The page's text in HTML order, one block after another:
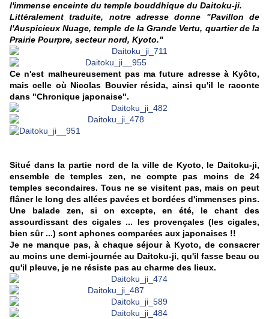
l'immense enceinte du temple bouddhique du Daitoku-ji.
Littéralement traduite, notre adresse donne "Pavillon de
l'Auspicieux Nuage, temple de la Grande Vertu, quartier de la
Prairie Pourpre, secteur nord, Kyoto."
Ce n'est malheureusement pas ma future adresse à Kyôto,
mais celle où Nicolas Bouvier résida, ainsi qu'il le raconte
dans "Chronique japonaise".
Situé dans la partie nord de la ville de Kyoto, le Daitoku-ji,
ensemble de temples zen, ne compte pas moins de 24
temples secondaires. Tous ne se visitent pas, mais on peut
flâner le long des allées pavées et bordées d'immenses pins.
Une balade zen, si on excepte, en été, le chant des
assourdissant des cigales ... les provençales (les cigales,
bien sûr ...) sont aphones comparées aux japonaises !!
Je ne manque pas, à chaque séjour à Kyoto, de consacrer
au moins une demi-journée au Daitoku-ji, qu'il fasse beau ou
qu'il pleuve, je ne résiste pas au charme des lieux.